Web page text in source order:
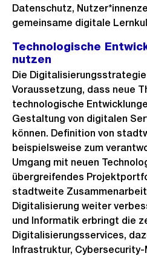
Datenschutz,
gemeinsame digitale
Technologische
nutzen
Die
Voraussetzung, dass neue
technologische
Gestaltung von digitalen
können. Definition von
beispielsweise zum
Umgang mit neuen
übergreifendes
stadtweite
Digitalisierung weiter
und Informatik erbringt die
Digitalisierungsservices,
Infrastruktur, Cybersecurity-